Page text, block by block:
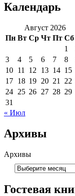
Календарь
Август 2026
Пн Вт Ср Чт Пт Сб
1
3
4 5 6 7 8
10 11 12 13 14 15
17 18 19 20 21 22
24 25 26 27 28 29
31
« Июл
Архивы
Архивы
Гостевая